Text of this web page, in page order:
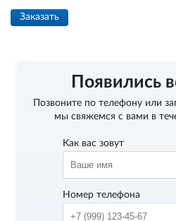
Заказать
Появились
Позвоните по телефону или
мы свяжемся с вами в
Как вас зовут
Номер телефона